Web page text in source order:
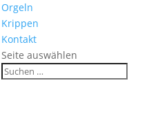
Orgeln
Krippen
Kontakt
Seite auswählen